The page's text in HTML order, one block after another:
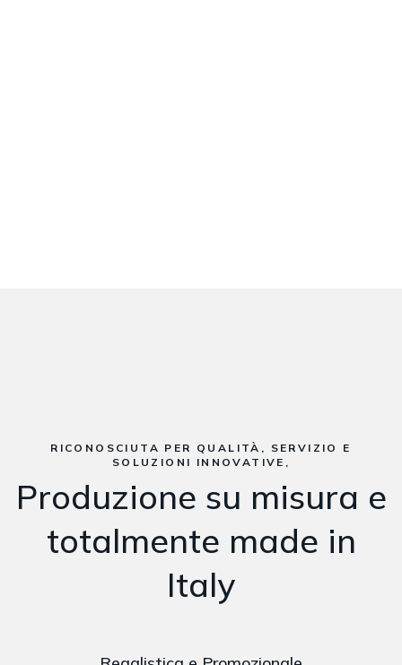
RICONOSCIUTA PER QUALITÀ, SERVIZIO E
SOLUZIONI INNOVATIVE,
Produzione su misura e
totalmente made in
Italy